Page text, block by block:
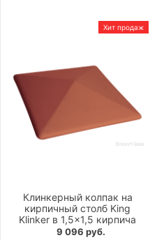
Хит продаж
Клинкерный колпак на
кирпичный столб King
Klinker в 1,5×1,5 кирпича
9 096 руб.